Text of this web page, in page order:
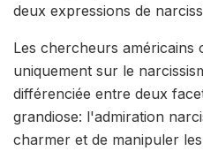
deux expressions de
Les chercheurs
uniquement sur le
différenciée entre deux
grandiose: l'admiration
charmer et de manipuler